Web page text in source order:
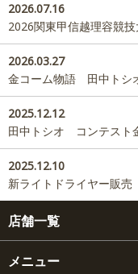
2026.07.16
2026関東甲信越理容競
2026.03.27
金コーム物語 田中トシ
2025.12.12
田中トシオ コンテスト
2025.12.10
新ライトドライヤー販売
店舗一覧
メニュー